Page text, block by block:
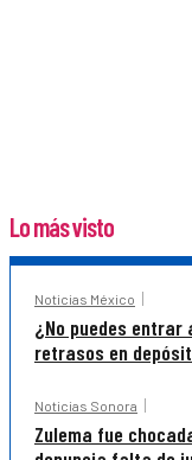
Lo más visto
Noticias México
¿No puedes entrar
retrasos en
Noticias Sonora
Zulema fue